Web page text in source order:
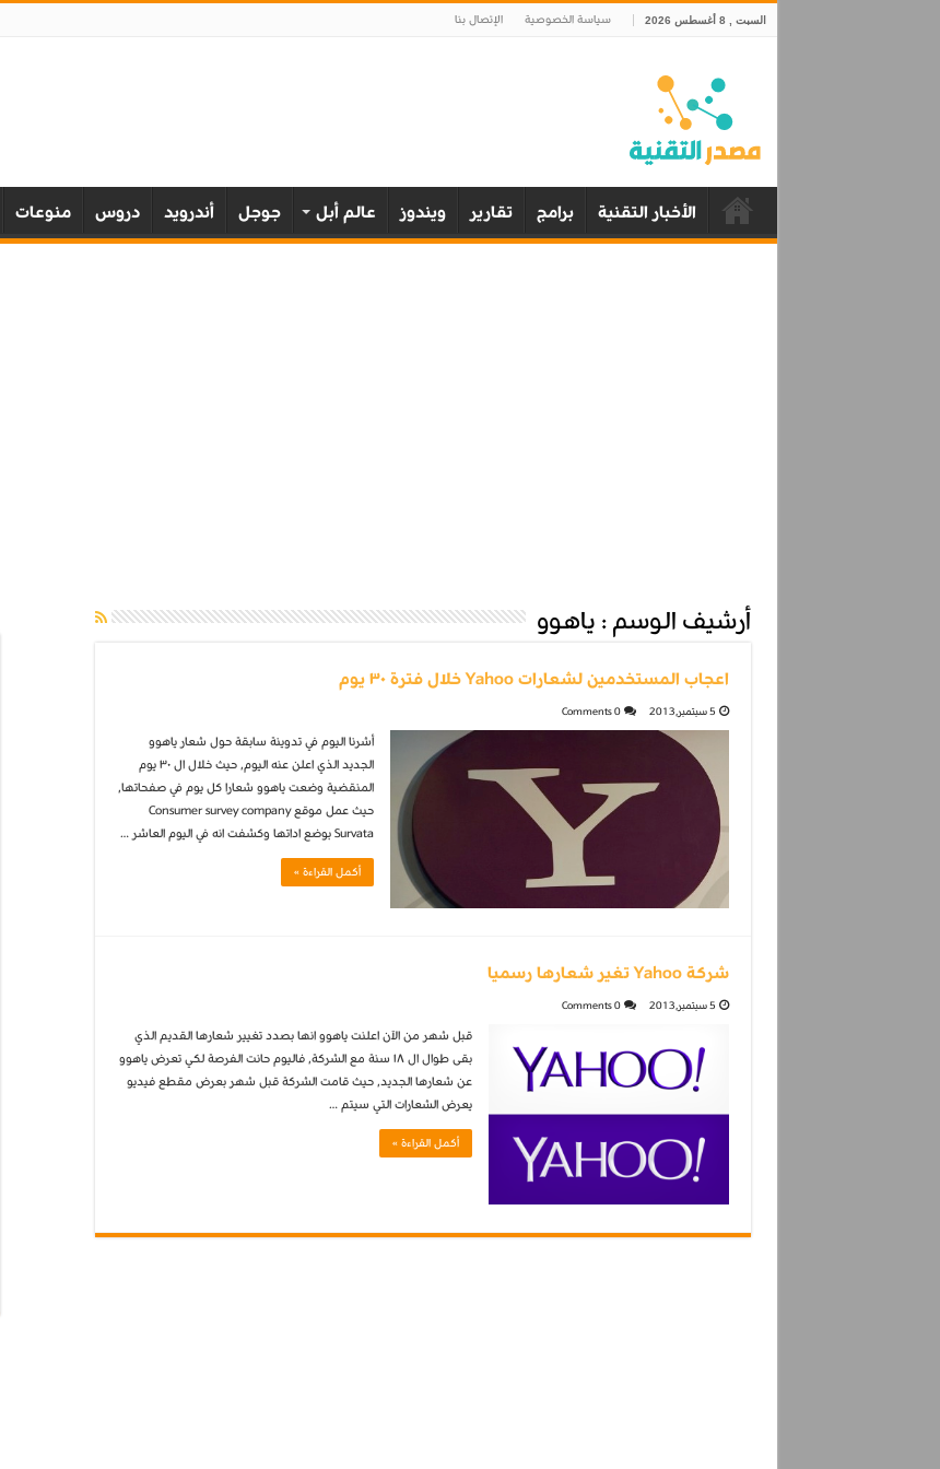
السبت , 8 أغسطس 2026 سياسة الخصوصية الإتصال بنا
الأخبار التقنية برامج تقارير ويندوز عالم أبل جوجل أندرويد دروس منوعات
أرشيف الوسم : ياهوو
اعجاب المستخدمين لشعارات Yahoo خلال فترة ٣٠ يوم
5 سبتمبر,2013 0 Comments
أشرنا اليوم في تدوينة سابقة حول شعار ياهوو
الجديد الذي اعلن عنه اليوم, حيث خلال ال ٣٠ يوم
المنقضية وضعت ياهوو شعارا كل يوم في صفحاتها,
حيث عمل موقع Consumer survey company
Survata بوضع اداتها وكشفت انه في اليوم العاشر …
أكمل القراءة »
شركة Yahoo تغير شعارها رسميا
5 سبتمبر,2013 0 Comments
قبل شهر من الآن اعلنت ياهوو انها بصدد تغيير شعارها القديم الذي
بقى طوال ال ١٨ سنة مع الشركة, فاليوم حانت الفرصة لكي تعرض ياهوو
عن شعارها الجديد, حيث قامت الشركة قبل شهر بعرض مقطع فيديو
يعرض الشعارات التي سيتم …
أكمل القراءة »